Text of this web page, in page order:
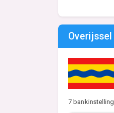
Overijssel
7